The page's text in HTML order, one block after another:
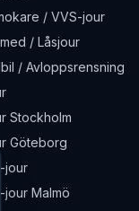
/ VVS-jour
/ Låsjour
/ Avloppsrensning
Stockholm
Göteborg
jour
jour Malmö